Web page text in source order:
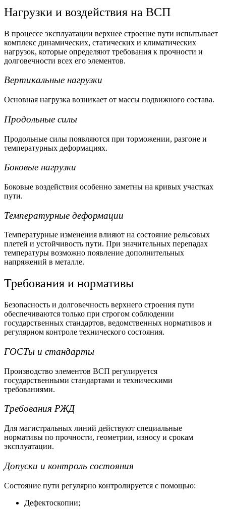
Нагрузки и воздействия на ВСП
В процессе эксплуатации верхнее строение пути испытывает
комплекс динамических, статических и климатических
нагрузок, которые определяют требования к прочности и
долговечности всех его элементов.
Вертикальные нагрузки
Основная нагрузка возникает от массы подвижного состава.
Продольные силы
Продольные силы появляются при торможении, разгоне и
температурных деформациях.
Боковые нагрузки
Боковые воздействия особенно заметны на кривых участках
пути.
Температурные деформации
Температурные изменения влияют на состояние рельсовых
плетей и устойчивость пути. При значительных перепадах
температуры возможно появление дополнительных
напряжений в металле.
Требования и нормативы
Безопасность и долговечность верхнего строения пути
обеспечиваются только при строгом соблюдении
государственных стандартов, ведомственных нормативов и
регулярном контроле технического состояния.
ГОСТы и стандарты
Производство элементов ВСП регулируется
государственными стандартами и техническими
требованиями.
Требования РЖД
Для магистральных линий действуют специальные
нормативы по прочности, геометрии, износу и срокам
эксплуатации.
Допуски и контроль состояния
Состояние пути регулярно контролируется с помощью:
Дефектоскопии;